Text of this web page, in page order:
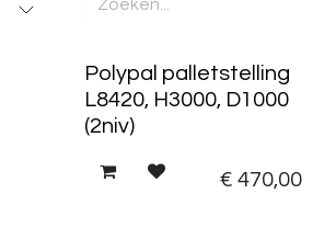
Polypal palletstelling
L8420, H3000, D1000
(2niv)
€ 470,00